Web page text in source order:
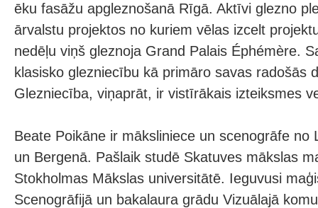
ēku fasāžu apgleznošanā Rīgā. Aktīvi glezno
ārvalstu projektos no kuriem vēlas izcelt
nedēļu viņš gleznoja Grand Palais Éphémère.
klasisko glezniecību kā primāro savas radošās
Glezniecība, viņaprāt, ir vistīrākais izteiksmes
Beate Poikāne ir māksliniece un scenogrāfe no
un Bergenā. Pašlaik studē Skatuves mākslas
Stokholmas Mākslas universitātē. Ieguvusi
Scenogrāfijā un bakalaura grādu Vizuālajā